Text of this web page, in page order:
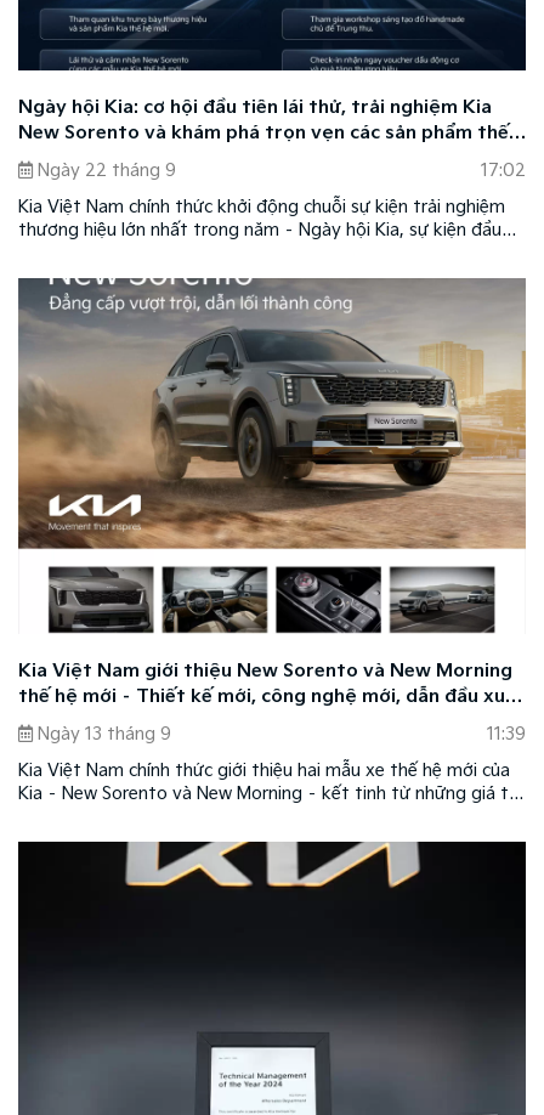
Ngày hội Kia: cơ hội đầu tiên lái thử, trải nghiệm Kia
New Sorento và khám phá trọn vẹn các sản phẩm thế
hệ mới của Kia
Ngày 22 tháng 9
17:02
Kia Việt Nam chính thức khởi động chuỗi sự kiện trải nghiệm
thương hiệu lớn nhất trong năm – Ngày hội Kia, sự kiện đầu
28/9/2025 tại Sân M1, Khu đô thị Sala (TP. Thủ Đức, TP.HCM).
Kia Việt Nam giới thiệu New Sorento và New Morning
thế hệ mới – Thiết kế mới, công nghệ mới, dẫn đầu xu
hướng
Ngày 13 tháng 9
11:39
Kia Việt Nam chính thức giới thiệu hai mẫu xe thế hệ mới của
Kia – New Sorento và New Morning – kết tinh từ những giá trị
đầu xu hướng nâng tầm trải nghiệm cho người dùng.